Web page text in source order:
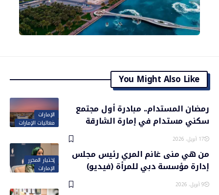
You Might Also Like
الإمارات
فعاليات الإمارات
رمضان المستدام.. مبادرة أول مجتمع
سكني مستدام في إمارة الشارقة
17 أبريل، 2026
إختيار المحرر
الإمارات
من هي منى غانم المري رئيس مجلس
إدارة مؤسسة دبي للمرأة (فيديو)
9 أبريل، 2026